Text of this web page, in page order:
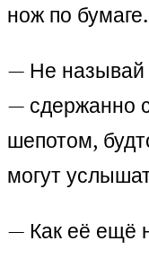
нож по бумаге.
— Не называй
— сдержанно
шепотом,
могут
— Как её ещё